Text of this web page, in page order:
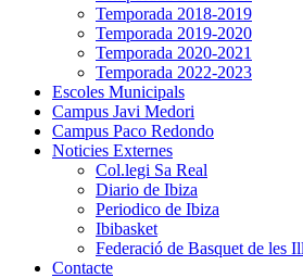
Temporada 2018-2019
Temporada 2019-2020
Temporada 2020-2021
Temporada 2022-2023
Escoles Municipals
Campus Javi Medori
Campus Paco Redondo
Noticies Externes
Col.legi Sa Real
Diario de Ibiza
Periodico de Ibiza
Ibibasket
Federació de Basquet de les
Contacte